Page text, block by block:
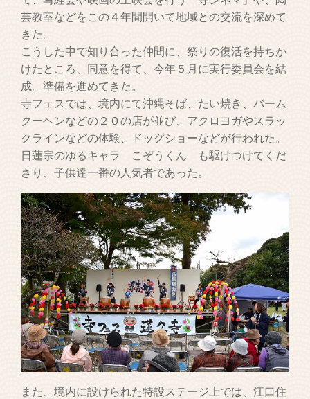
芸教室などをこの４年間開いて地域との交流を深めて
きた。
こうした中で知り合った仲間に、祭りの復活を持ちか
けたところ、同意を得て、今年５月に実行委員会を結
成。準備を進めてきた。
寺フェスでは、境内にて沖縄そば、たい焼き、バーム
クーヘンなどの２０の店が並び、アクロヨガやスラッ
クラインなどの体験、ドッグショーなどが行われた。
日蓮宗のゆるキャラ こぞうくん も駆けつけてくだ
さり、子供達一番の人気者であった。
また、境内に設けられた特設ステージ上では、江口住